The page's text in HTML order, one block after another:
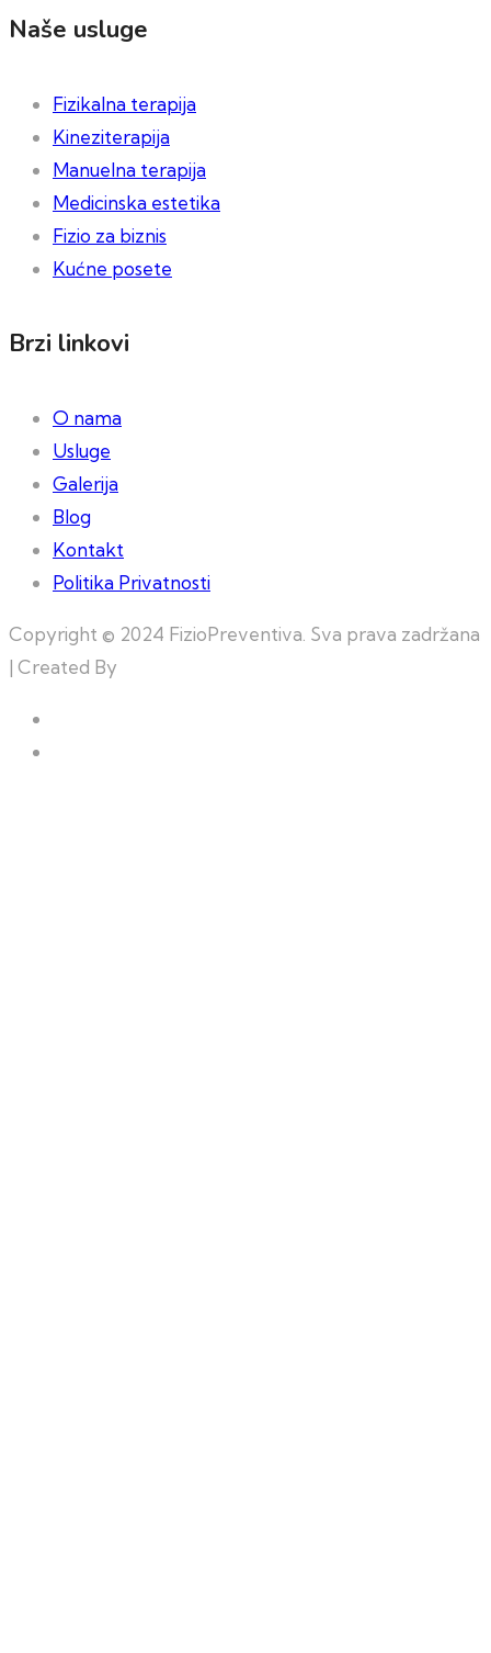
Naše usluge
Fizikalna terapija
Kineziterapija
Manuelna terapija
Medicinska estetika
Fizio za biznis
Kućne posete
Brzi linkovi
O nama
Usluge
Galerija
Blog
Kontakt
Politika Privatnosti
Copyright © 2024 FizioPreventiva. Sva prava zadržana
| Created By